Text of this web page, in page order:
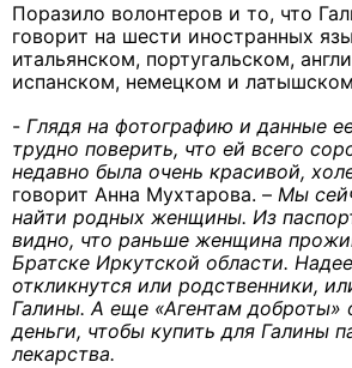
Поразило волонтеров и то, что
говорит на шести иностранных
итальянском, португальском,
испанском, немецком и
- Глядя на фотографию и данные
трудно поверить, что ей всего
недавно была очень красивой,
говорит Анна Мухтарова. – Мы
найти родных женщины. Из
видно, что раньше женщина
Братске Иркутской области.
откликнутся или родственники,
Галины. А еще «Агентам доброты»
деньги, чтобы купить для Галины
лекарства.